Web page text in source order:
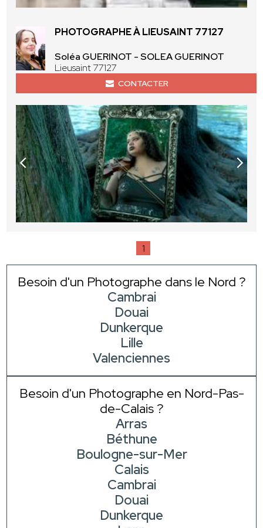
PHOTOGRAPHE À LIEUSAINT 77127
Soléa GUERINOT - SOLEA GUERINOT
Lieusaint 77127
CONTACTER
1
Besoin d'un Photographe dans le Nord ?
Cambrai
Douai
Dunkerque
Lille
Valenciennes
Besoin d'un Photographe en Nord-Pas-
de-Calais ?
Arras
Béthune
Boulogne-sur-Mer
Calais
Cambrai
Douai
Dunkerque